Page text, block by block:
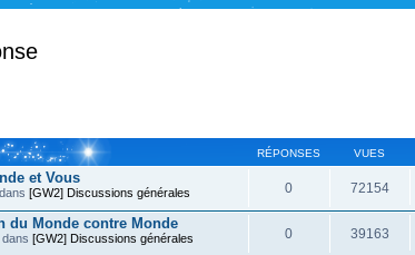
RÉPONSES VUES
et Vous
[GW2] Discussions générales 0 72154
du Monde contre Monde
[GW2] Discussions générales 0 39163